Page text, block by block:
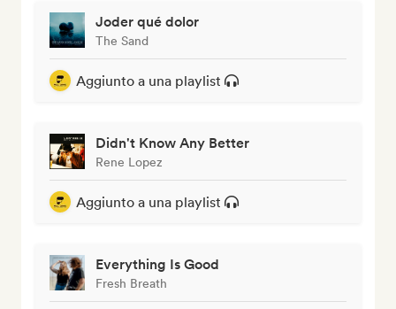
Joder qué dolor
The Sand
Aggiunto a una playlist
Didn't Know Any Better
Rene Lopez
Aggiunto a una playlist
Everything Is Good
Fresh Breath